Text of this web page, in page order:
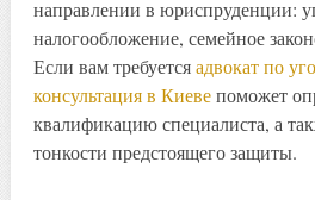
направлении в юриспруденции:
налогообложение, семейное
Если вам требуетсяадвокат по
консультация в Киевепоможет
квалификацию специалиста, а
тонкости предстоящего защиты.